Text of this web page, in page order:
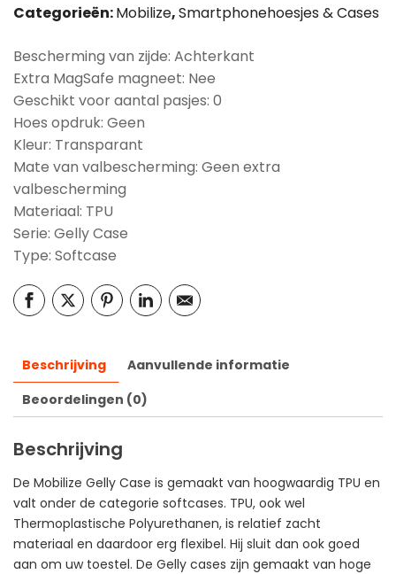
Categorieën:Mobilize,Smartphonehoesjes & Cases
Bescherming van zijde: Achterkant
Extra MagSafe magneet: Nee
Geschikt voor aantal pasjes: 0
Hoes opdruk: Geen
Kleur: Transparant
Mate van valbescherming: Geen extra
valbescherming
Materiaal: TPU
Serie: Gelly Case
Type: Softcase
Beschrijving
Aanvullende informatie
Beoordelingen (0)
Beschrijving
De Mobilize Gelly Case is gemaakt van hoogwaardig TPU en
valt onder de categorie softcases. TPU, ook wel
Thermoplastische Polyurethanen, is relatief zacht
materiaal en daardoor erg flexibel. Hij sluit dan ook goed
aan om uw toestel. De Gelly cases zijn gemaakt van hoge